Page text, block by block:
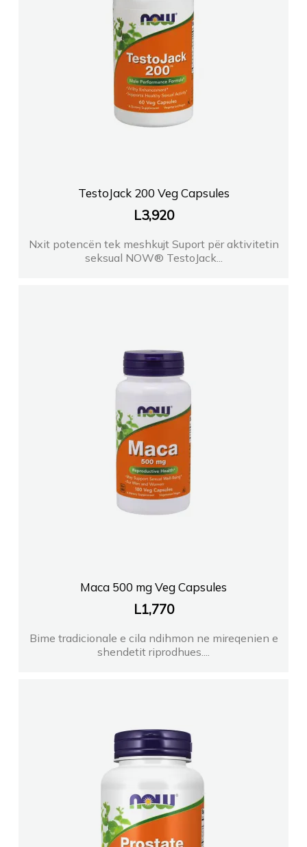
TestoJack 200 Veg Capsules
L3,920
Nxit potencën tek meshkujt Suport për aktivitetin
seksual NOW® TestoJack...
Maca 500 mg Veg Capsules
L1,770
Bime tradicionale e cila ndihmon ne mireqenien e
shendetit riprodhues....